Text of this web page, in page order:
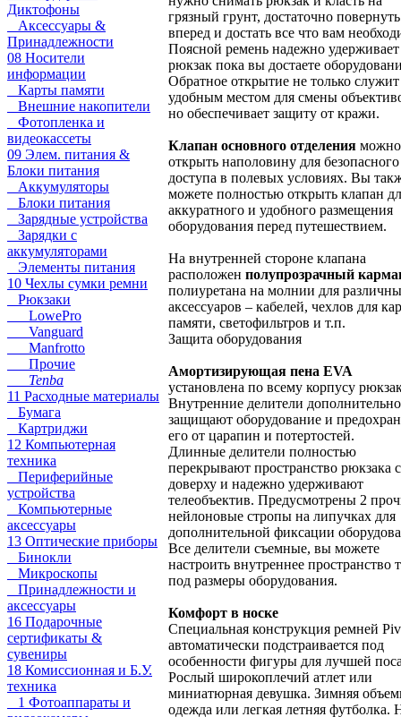
Диктофоны
Аксессуары &
Принадлежности
08 Носители
информации
Карты памяти
Внешние накопители
Фотопленка и
видеокассеты
09 Элем. питания &
Блоки питания
Аккумуляторы
Блоки питания
Зарядные устройства
Зарядки с
аккумуляторами
Элементы питания
10 Чехлы сумки ремни
Рюкзаки
LowePro
Vanguard
Manfrotto
Прочие
Tenba
11 Расходные материалы
Бумага
Картриджи
12 Компьютерная
техника
Периферийные
устройства
Компьютерные
аксессуары
13 Оптические приборы
Бинокли
Микроскопы
Принадлежности и
аксессуары
16 Подарочные
сертификаты &
сувениры
18 Комиссионная и Б.У.
техника
1 Фотоаппараты и
грязный грунт, достаточно
вперед и достать все что вам
Поясной ремень надежно удерживает
рюкзак пока вы достаете
Обратное открытие не только служит
удобным местом для смены
но обеспечивает защиту от кражи.
Клапан основного отделения можно
открыть наполовину для безопасного
доступа в полевых условиях. Вы
можете полностью открыть клапан
аккуратного и удобного размещения
оборудования перед путешествием.
На внутренней стороне клапана
расположен полупрозрачный
полиуретана на молнии для
аксессуаров – кабелей, чехлов для
памяти, светофильтров и т.п.
Защита оборудования
Амортизирующая пена EVA
установлена по всему корпусу
Внутренние делители дополнительно
защищают оборудование и
его от царапин и потертостей.
Длинные делители полностью
перекрывают пространство рюкзака
доверху и надежно удерживают
телеобъектив. Предусмотрены 2
нейлоновые стропы на липучках для
дополнительной фиксации
Все делители съемные, вы можете
настроить внутреннее пространство
под размеры оборудования.
Комфорт в носке
Специальная конструкция ремней
автоматически подстраивается под
особенности фигуры для лучшей
Рослый широкоплечий атлет или
миниатюрная девушка. Зимняя
одежда или легкая летняя футболка.